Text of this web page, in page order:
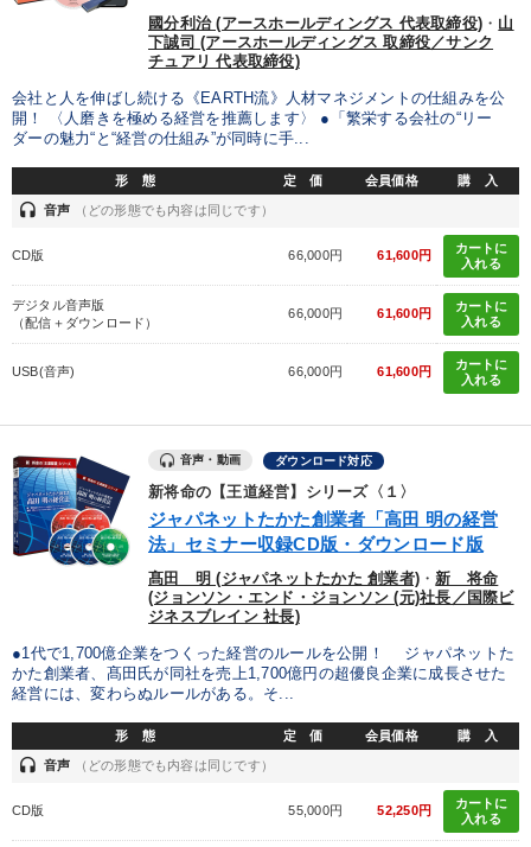
國分利治 (アースホールディングス 代表取締役) ・ 山
下誠司 (アースホールディングス 取締役／サンク
チュアリ 代表取締役)
会社と人を伸ばし続ける《EARTH流》人材マネジメントの仕組みを公
開！ 〈人磨きを極める経営を推薦します〉 ●「繁栄する会社の“リー
ダーの魅力“と“経営の仕組み”が同時に手...
形 態 定 価 会員価格 購 入
headset 音声 （どの形態でも内容は同じです）
CD版 66,000円 61,600円
カートに
入れる
デジタル音声版
（配信＋ダウンロード）
66,000円 61,600円
カートに
入れる
USB(音声) 66,000円 61,600円
カートに
入れる
音声・動画 ダウンロード対応
新将命の【王道経営】シリーズ〈１〉
ジャパネットたかた創業者「高田 明の経営
法」セミナー収録CD版・ダウンロード版
髙田 明 (ジャパネットたかた 創業者) ・新 将命
(ジョンソン・エンド・ジョンソン (元)社長／国際ビ
ジネスブレイン 社長)
●1代で1,700億企業をつくった経営のルールを公開！ ジャパネットた
かた創業者、髙田氏が同社を売上1,700億円の超優良企業に成長させた
経営には、変わらぬルールがある。そ...
形 態 定 価 会員価格 購 入
headset 音声 （どの形態でも内容は同じです）
CD版 55,000円 52,250円
カートに
入れる